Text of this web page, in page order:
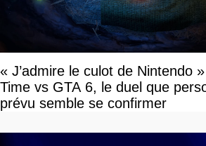
« J’admire le culot de Nintendo
Time vs GTA 6, le duel que
prévu semble se confirmer